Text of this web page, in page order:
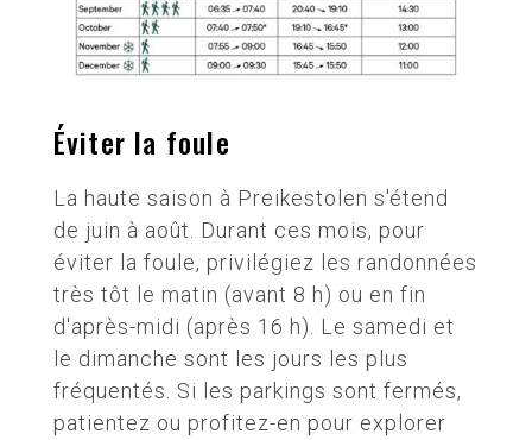
Éviter la foule
La haute saison à Preikestolen s'étend
de juin à août. Durant ces mois, pour
éviter la foule, privilégiez les randonnées
très tôt le matin (avant 8 h) ou en fin
d'après-midi (après 16 h). Le samedi et
le dimanche sont les jours les plus
fréquentés. Si les parkings sont fermés,
patientez ou profitez-en pour explorer